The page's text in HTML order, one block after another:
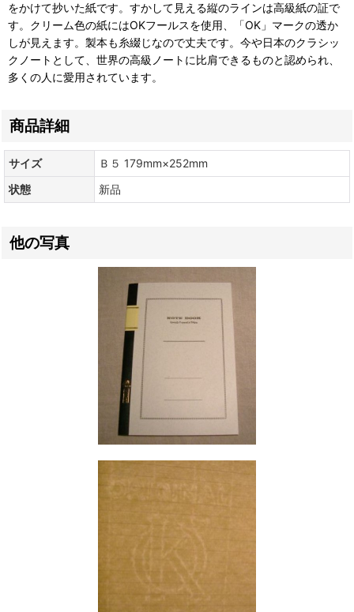
をかけて抄いた紙です。すかして見える縦のラインは高級紙の証で
す。クリーム色の紙にはOKフールスを使用、「OK」マークの透か
しが見えます。製本も糸綴じなので丈夫です。今や日本のクラシッ
クノートとして、世界の高級ノートに比肩できるものと認められ、
多くの人に愛用されています。
商品詳細
サイズ
Ｂ５ 179mm×252mm
状態
新品
他の写真